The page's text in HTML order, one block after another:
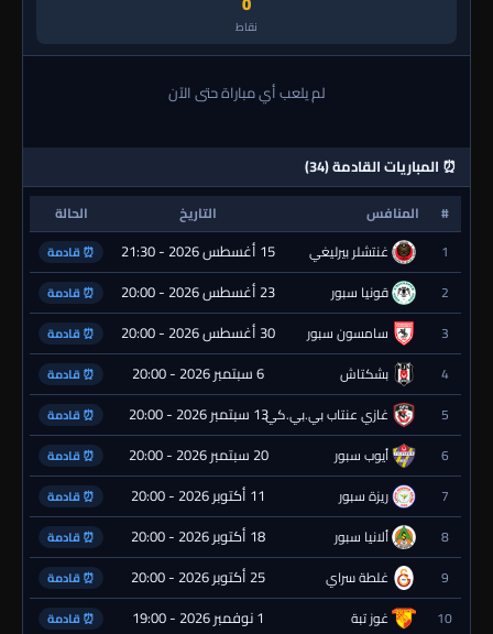
نقاط
لم يلعب أي مباراة حتى الآن
⏰ المباريات القادمة (34)
# المنافس التاريخ
الحالة
1
غنتشلر بيرليغي 15 أغسطس 2026 - 21:30 ⏰ قادمة
2 قونيا سبور 23 أغسطس 2026 - 20:00 ⏰ قادمة
3 سامسون سبور 30 أغسطس 2026 - 20:00 ⏰ قادمة
4 بشكتاش 6 سبتمبر 2026 - 20:00 ⏰ قادمة
5 غازي عنتاب بي.بي.كي.13 سبتمبر 2026 - 20:00 ⏰ قادمة
6 أيوب سبور 20 سبتمبر 2026 - 20:00 ⏰ قادمة
7 ريزة سبور 11 أكتوبر 2026 - 20:00 ⏰ قادمة
8 ألانيا سبور 18 أكتوبر 2026 - 20:00 ⏰ قادمة
9 غلطة سراي 25 أكتوبر 2026 - 20:00 ⏰ قادمة
10 غوز تبة 1 نوفمبر 2026 - 19:00 ⏰ قادمة